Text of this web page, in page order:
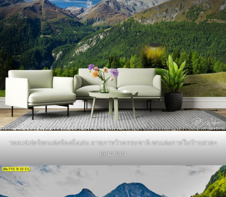
วอลเปเปอร์ตกแต่งห้องนั่งเล่น ลายภาพวิวธรรมชาติ ตกแต่งภายในบ้านสวยๆ
ดูสบายตา